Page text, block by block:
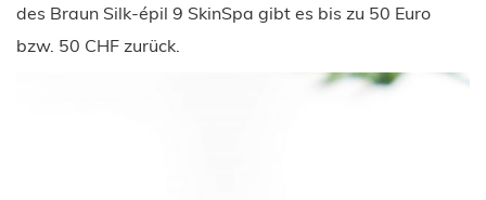
des Braun Silk-épil 9 SkinSpa gibt es bis zu 50 Euro
bzw. 50 CHF zurück.